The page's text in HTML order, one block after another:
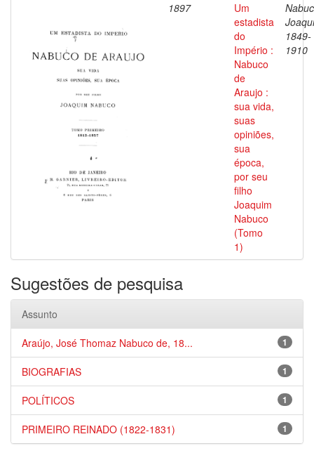
1897
Um
estadista
do
Império :
Nabuco
de
Araujo :
sua vida,
suas
opiniões,
sua
época,
por seu
filho
Joaquim
Nabuco
(Tomo
1)
1849-
1910
Sugestões de pesquisa
Assunto
1
Araújo, José Thomaz Nabuco de, 18...
1
BIOGRAFIAS
1
POLÍTICOS
1
PRIMEIRO REINADO (1822-1831)